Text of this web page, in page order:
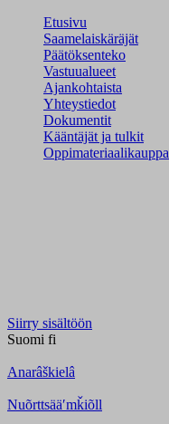
Etusivu
Saamelaiskäräjät
Päätöksenteko
Vastuualueet
Ajankohtaista
Yhteystiedot
Dokumentit
Kääntäjät ja tulkit
Oppimateriaalikauppa
Siirry sisältöön
Suomi fi
Anarâškielâ
Nuõrttsääʹmǩiõll